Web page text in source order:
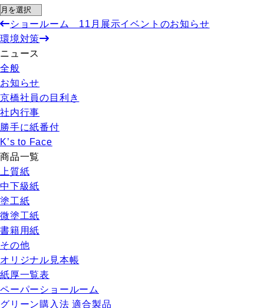
ショールーム 11月展示イベントのお知らせ
環境対策
ニュース
全般
お知らせ
京橋社員の目利き
社内行事
勝手に紙番付
K’s to Face
商品一覧
上質紙
中下級紙
塗工紙
微塗工紙
書籍用紙
その他
オリジナル見本帳
紙厚一覧表
ペーパーショールーム
グリーン購入法 適合製品